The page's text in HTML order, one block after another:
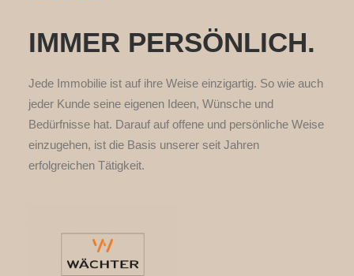
IMMER PERSÖNLICH.
Jede Immobilie ist auf ihre Weise einzigartig. So wie auch
jeder Kunde seine eigenen Ideen, Wünsche und
Bedürfnisse hat. Darauf auf offene und persönliche Weise
einzugehen, ist die Basis unserer seit Jahren
erfolgreichen Tätigkeit.